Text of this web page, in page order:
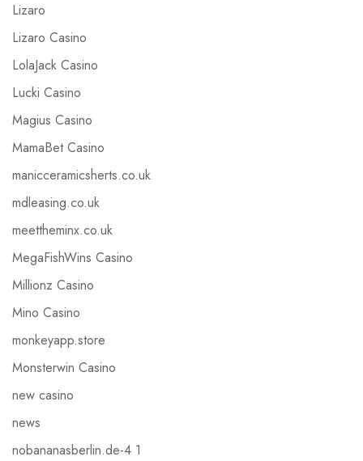
Lizaro
Lizaro Casino
LolaJack Casino
Lucki Casino
Magius Casino
MamaBet Casino
manicceramicsherts.co.uk
mdleasing.co.uk
meettheminx.co.uk
MegaFishWins Casino
Millionz Casino
Mino Casino
monkeyapp.store
Monsterwin Casino
new casino
news
nobananasberlin.de-4 1